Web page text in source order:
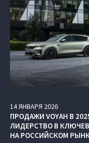
14ЯНВАРЯ 2026
ПРОДАЖИ VOYAH В
ЛИДЕРСТВО В
НА РОССИЙСКОМ